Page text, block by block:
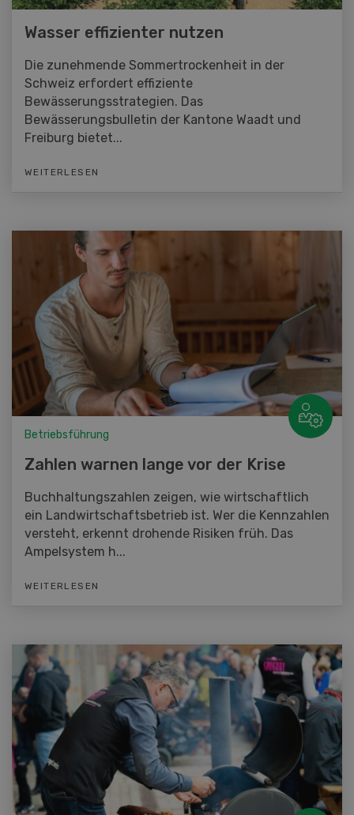
Wasser effizienter nutzen
Die zunehmende Sommertrockenheit in der
Schweiz erfordert effiziente
Bewässerungsstrategien. Das
Bewässerungsbulletin der Kantone Waadt und
Freiburg bietet...
WEITERLESEN
Betriebsführung
Zahlen warnen lange vor der Krise
Buchhaltungszahlen zeigen, wie wirtschaftlich
ein Landwirtschaftsbetrieb ist. Wer die Kennzahlen
versteht, erkennt drohende Risiken früh. Das
Ampelsystem h...
WEITERLESEN